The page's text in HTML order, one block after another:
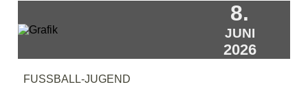
8.
JUNI
2026
FUSSBALL-JUGEND